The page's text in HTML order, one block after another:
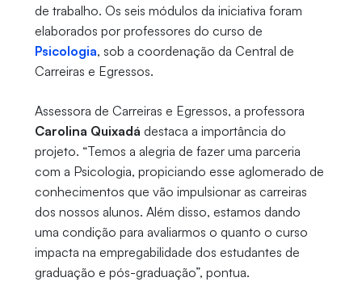
de trabalho. Os seis módulos da iniciativa foram
elaborados por professores do curso de
Psicologia, sob a coordenação da Central de
Carreiras e Egressos.
Assessora de Carreiras e Egressos, a professora
Carolina Quixadá destaca a importância do
projeto. “Temos a alegria de fazer uma parceria
com a Psicologia, propiciando esse aglomerado de
conhecimentos que vão impulsionar as carreiras
dos nossos alunos. Além disso, estamos dando
uma condição para avaliarmos o quanto o curso
impacta na empregabilidade dos estudantes de
graduação e pós-graduação”, pontua.